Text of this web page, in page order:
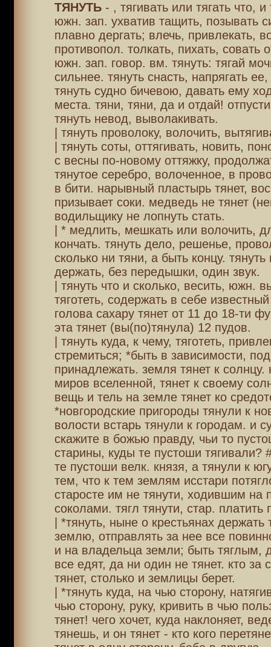
ТЯНУТЬ- , тягивать или тягать что, и
южн. зап. ухватив тащить, позывать
плавно дергать; влечь, привлекать,
противопол. толкать, пихать, совать
южн. зап. говор. вм. тянуть: тягай
сильнее. тянуть снасть, напрягать
тянуть судно бичевою, давать ему
места. тяни, тяни, да и отдай!
тянуть невод, выволакивать.
| тянуть проволоку, волочить,
| тянуть соты, оттягивать, новить,
с весны по-новому оттяжку,
тянутое серебро, волоченное, в
в бити. нарывный пластырь тянет,
призывает соки. медведь не тянет
водильщику не лопнуть стать.
| * медлить, мешкать или волочить,
кончать. тянуть дело, решенье,
сколько ни тяни, а быть концу. тянуть
держать, без передышки, один звук.
| тянуть что и сколько, весить, южн.
тяготеть, содержать в себе
голова сахару тянет от 11 до 18-ти
эта тянет (вы(по)тянула) 12 пудов.
| тянуть куда, к чему, тяготеть,
стремиться; *быть в зависимости,
принадлежать. земля тянет к солнцу.
миров вселенной, тянет к своему
вещь и тель на земле тянет ко
*новгородские пригороды тянули к
волости встарь тянули к городам. и
скажите в божью правду, чьи то
старины, куды те пустоши тягивали?
те пустоши велк. князя, а тянули к
тем, что к тем землям исстари
старосте им не тянути, ходившим на
соколами. тягл тянути, стар. платить
| *тянуть, ныне о крестьянах держать
землю, отправлять за нее все
и на владельца земли; быть тяглым,
все едят, да ни один не тянет. кто за
тянет, столько и землицы берет.
| *тянуть куда, на чью сторону,
чью сторону, руку, кривить в чью
тянет! чего хочет, куда наклоняет,
тянешь, и он тянет - кто кого